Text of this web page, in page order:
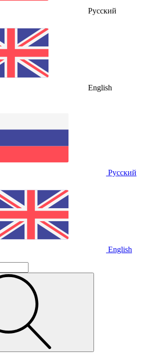
Русский
English
Русский
English